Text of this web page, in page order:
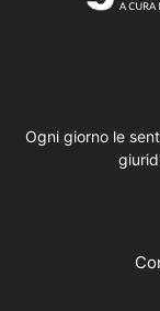
Ogni giorno le